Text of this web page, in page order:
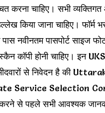
करना चाहिए। सभी
किया जाना चाहिए। फॉर्म
पास नवीनतम पासपोर्ट साइज
कॉपी होनी चाहिए। इन
से निवेदन है की
Service Selection
से पहले सभी आवश्यक